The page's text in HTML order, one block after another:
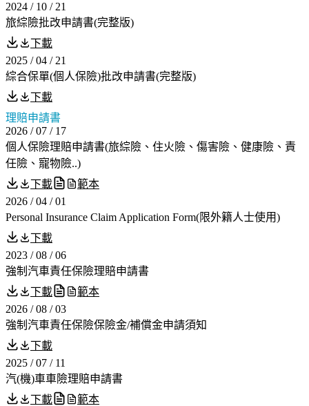
2024 / 10 / 21
旅綜險批改申請書(完整版)
下載
2025 / 04 / 21
綜合保單(個人保險)批改申請書(完整版)
下載
理賠申請書
2026 / 07 / 17
個人保險理賠申請書(旅綜險、住火險、傷害險、健康險、責
任險、寵物險..)
下載
範本
2026 / 04 / 01
Personal Insurance Claim Application Form(限外籍人士使用)
下載
2023 / 08 / 06
強制汽車責任保險理賠申請書
下載
範本
2026 / 08 / 03
強制汽車責任保險保險金/補償金申請須知
下載
2025 / 07 / 11
汽(機)車車險理賠申請書
下載
範本